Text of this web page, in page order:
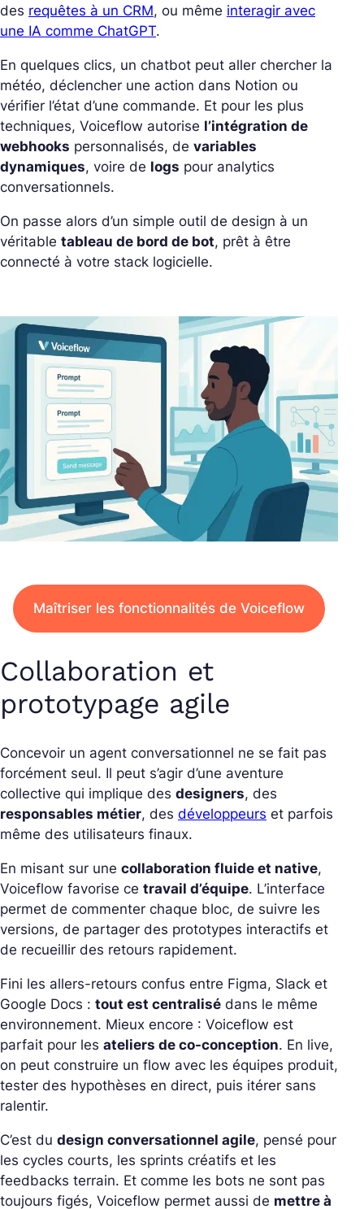
des requêtes à un CRM, ou même interagir avec
une IA comme ChatGPT.
En quelques clics, un chatbot peut aller chercher la
météo, déclencher une action dans Notion ou
vérifier l’état d’une commande. Et pour les plus
techniques, Voiceflow autorise l’intégration de
webhooks personnalisés, de variables
dynamiques, voire de logs pour analytics
conversationnels.
On passe alors d’un simple outil de design à un
véritable tableau de bord de bot, prêt à être
connecté à votre stack logicielle.
Maîtriser les fonctionnalités de Voiceflow
Collaboration et
prototypage agile
Concevoir un agent conversationnel ne se fait pas
forcément seul. Il peut s’agir d’une aventure
collective qui implique des designers, des
responsables métier, des développeurs et parfois
même des utilisateurs finaux.
En misant sur une collaboration fluide et native,
Voiceflow favorise ce travail d’équipe. L’interface
permet de commenter chaque bloc, de suivre les
versions, de partager des prototypes interactifs et
de recueillir des retours rapidement.
Fini les allers-retours confus entre Figma, Slack et
Google Docs : tout est centralisé dans le même
environnement. Mieux encore : Voiceflow est
parfait pour les ateliers de co-conception. En live,
on peut construire un flow avec les équipes produit,
tester des hypothèses en direct, puis itérer sans
ralentir.
C’est du design conversationnel agile, pensé pour
les cycles courts, les sprints créatifs et les
feedbacks terrain. Et comme les bots ne sont pas
toujours figés, Voiceflow permet aussi de mettre à